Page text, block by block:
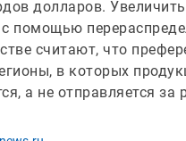
долларов.
помощью
считают, что
в которых
а не отправляется за